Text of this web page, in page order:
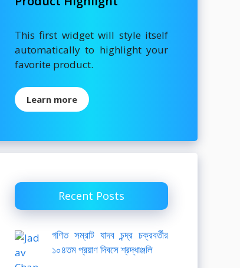
This first widget will style itself
automatically to highlight your
favorite product.
Learn more
Recent Posts
গণিত সম্রাট যাদব চন্দ্র চক্রবর্তীর
১০৪তম প্রয়াণ দিবসে শ্রদ্ধাঞ্জলি